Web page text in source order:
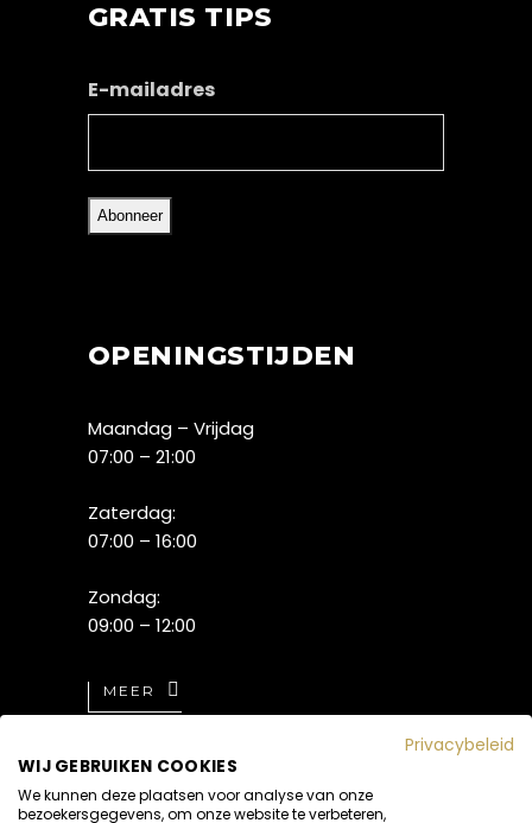
GRATIS TIPS
E-mailadres
OPENINGSTIJDEN
Maandag – Vrijdag
07:00 – 21:00
Zaterdag:
07:00 – 16:00
Zondag:
09:00 – 12:00
MEER
Privacybeleid
WIJ GEBRUIKEN COOKIES
We kunnen deze plaatsen voor analyse van onze
bezoekersgegevens, om onze website te verbeteren,